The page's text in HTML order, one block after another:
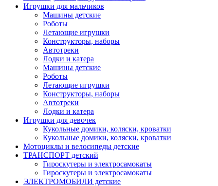
Игрушки для мальчиков
Машины детские
Роботы
Летающие игрушки
Конструкторы, наборы
Автотреки
Лодки и катера
Машины детские
Роботы
Летающие игрушки
Конструкторы, наборы
Автотреки
Лодки и катера
Игрушки для девочек
Кукольные домики, коляски, кроватки
Кукольные домики, коляски, кроватки
Мотоциклы и велосипеды детские
ТРАНСПОРТ детский
Гироскутеры и электросамокаты
Гироскутеры и электросамокаты
ЭЛЕКТРОМОБИЛИ детские